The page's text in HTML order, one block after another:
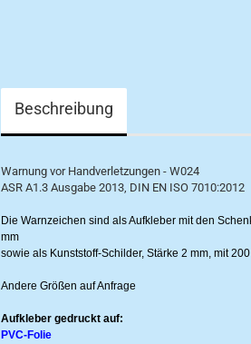
Beschreibung
Warnung vor Handverletzungen - W024
ASR A1.3 Ausgabe 2013, DIN EN ISO 7010:2012
Die Warnzeichen sind als Aufkleber mit den
mm
sowie als Kunststoff-Schilder, Stärke 2 mm, mit
Andere Größen auf Anfrage
Aufkleber gedruckt auf:
PVC-Folie